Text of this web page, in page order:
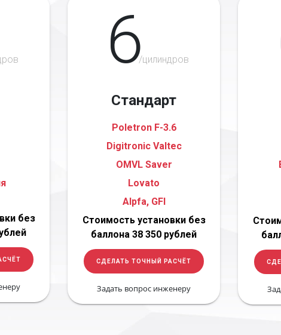
без
6/цилиндров
Стандарт
Poletron F-3.6
Digitronic Valtec
OMVL Saver
Lovato
Alpfa, GFI
Стоимость установки без
баллона 38 350 рублей
СДЕЛАТЬ ТОЧНЫЙ РАСЧЁТ
Задать вопрос инженеру